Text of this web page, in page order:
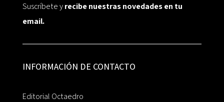
Suscríbete yrecibe nuestras novedades en tu
email.
INFORMACIÓN DE CONTACTO
Editorial Octaedro